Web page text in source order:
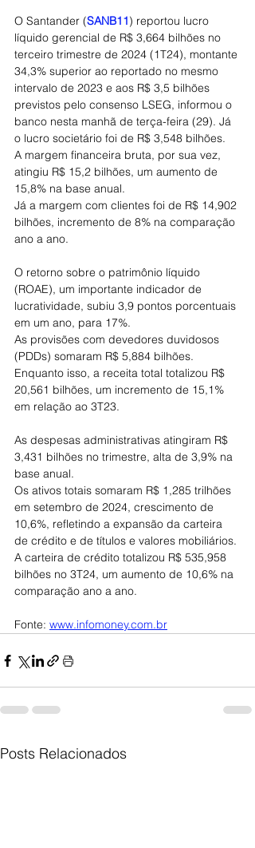
O Santander (SANB11) reportou lucro
líquido gerencial de R$ 3,664 bilhões no
terceiro trimestre de 2024 (1T24), montante
34,3% superior ao reportado no mesmo
intervalo de 2023 e aos R$ 3,5 bilhões
previstos pelo consenso LSEG, informou o
banco nesta manhã de terça-feira (29). Já
o lucro societário foi de R$ 3,548 bilhões.
A margem financeira bruta, por sua vez,
atingiu R$ 15,2 bilhões, um aumento de
15,8% na base anual.
Já a margem com clientes foi de R$ 14,902
bilhões, incremento de 8% na comparação
ano a ano.
O retorno sobre o patrimônio líquido
(ROAE), um importante indicador de
lucratividade, subiu 3,9 pontos porcentuais
em um ano, para 17%.
As provisões com devedores duvidosos
(PDDs) somaram R$ 5,884 bilhões.
Enquanto isso, a receita total totalizou R$
20,561 bilhões, um incremento de 15,1%
em relação ao 3T23.
As despesas administrativas atingiram R$
3,431 bilhões no trimestre, alta de 3,9% na
base anual.
Os ativos totais somaram R$ 1,285 trilhões
em setembro de 2024, crescimento de
10,6%, refletindo a expansão da carteira
de crédito e de títulos e valores mobiliários.
A carteira de crédito totalizou R$ 535,958
bilhões no 3T24, um aumento de 10,6% na
comparação ano a ano.
Fonte: www.infomoney.com.br
Posts Relacionados